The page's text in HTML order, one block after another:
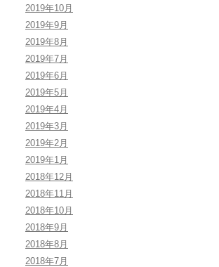
2019年10月
2019年9月
2019年8月
2019年7月
2019年6月
2019年5月
2019年4月
2019年3月
2019年2月
2019年1月
2018年12月
2018年11月
2018年10月
2018年9月
2018年8月
2018年7月